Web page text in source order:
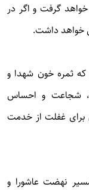
گرفت و اگر در
خواهد داشت.
که ثمره خون شهدا و
شجاعت و احساس
برای غفلت از خدمت
مسیر نهضت عاشورا و